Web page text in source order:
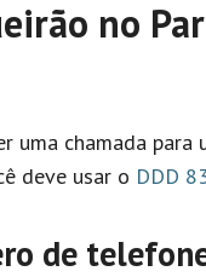
no
uma chamada
deve usar o DDD
de